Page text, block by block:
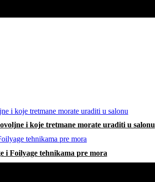
i koje tretmane morate uraditi u salonu
i Foilyage tehnikama pre mora